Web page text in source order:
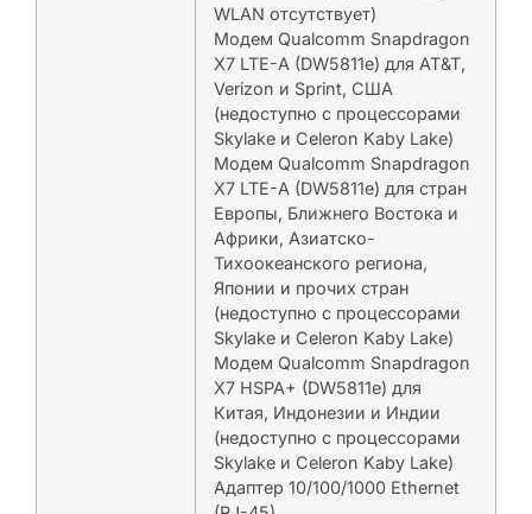
WLAN отсутствует)
Модем Qualcomm Snapdragon
X7 LTE-A (DW5811e) для AT&T,
Verizon и Sprint, США
(недоступно с процессорами
Skylake и Celeron Kaby Lake)
Модем Qualcomm Snapdragon
X7 LTE-A (DW5811e) для стран
Европы, Ближнего Востока и
Африки, Азиатско-
Тихоокеанского региона,
Японии и прочих стран
(недоступно с процессорами
Skylake и Celeron Kaby Lake)
Модем Qualcomm Snapdragon
X7 HSPA+ (DW5811e) для
Китая, Индонезии и Индии
(недоступно с процессорами
Skylake и Celeron Kaby Lake)
Адаптер 10/100/1000 Ethernet